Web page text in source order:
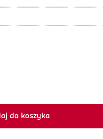
do koszyka